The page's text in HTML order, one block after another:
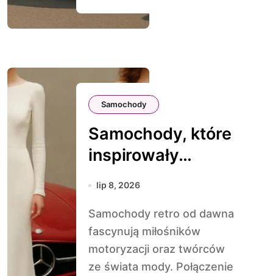
Samochody
Samochody, które
inspirowały
projektantów
lip 8, 2026
Samochody retro od dawna
fascynują miłośników
motoryzacji oraz twórców
ze świata mody. Połączenie